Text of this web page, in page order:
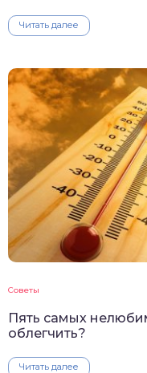
Читать далее
Советы
Пять самых
облегчить?
Читать далее